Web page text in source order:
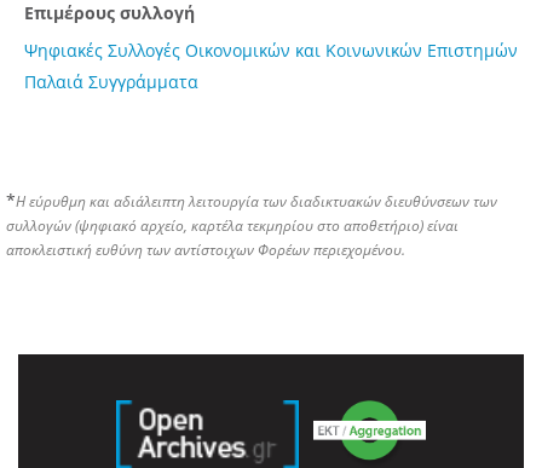
Επιμέρους συλλογή
Ψηφιακές Συλλογές Οικονομικών και Κοινωνικών Επιστημών
Παλαιά Συγγράμματα
*Η εύρυθμη και αδιάλειπτη λειτουργία των διαδικτυακών διευθύνσεων των
συλλογών (ψηφιακό αρχείο, καρτέλα τεκμηρίου στο αποθετήριο) είναι
αποκλειστική ευθύνη των αντίστοιχων Φορέων περιεχομένου.